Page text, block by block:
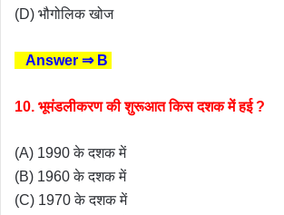
(D) भौगोलिक खोज
Answer ⇒ B
10. भूमंडलीकरण की शुरूआत किस दशक में हई ?
(A) 1990 के दशक में
(B) 1960 के दशक में
(C) 1970 के दशक में